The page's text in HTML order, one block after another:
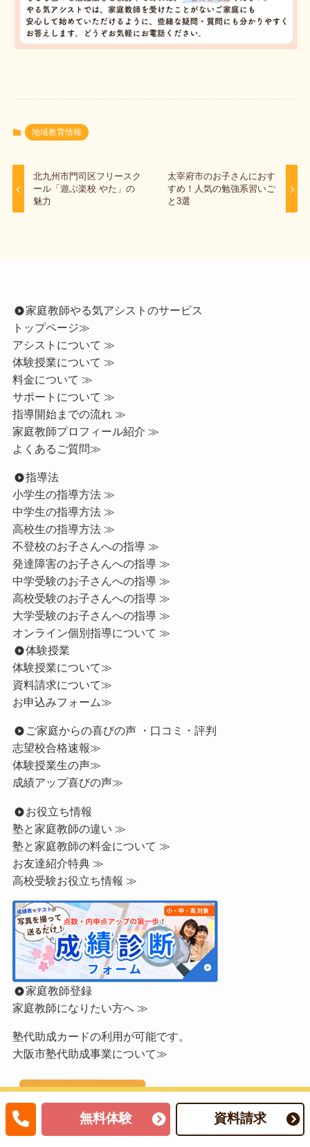
地域教育情報
北九州市門司区フリースク
ール「遊ぶ楽校 やた」の
魅力
太宰府市のお子さんにおす
すめ！人気の勉強系習いご
と3選
無料体験 資料請求
家庭教師やる気アシストのサービス
トップページ≫
アシストについて ≫
体験授業について ≫
料金について ≫
サポートについて ≫
指導開始までの流れ ≫
家庭教師プロフィール紹介 ≫
よくあるご質問≫
指導法
小学生の指導方法 ≫
中学生の指導方法 ≫
高校生の指導方法 ≫
不登校のお子さんへの指導 ≫
発達障害のお子さんへの指導 ≫
中学受験のお子さんへの指導 ≫
高校受験のお子さんへの指導 ≫
大学受験のお子さんへの指導 ≫
オンライン個別指導について ≫
体験授業
体験授業について≫
資料請求について≫
お申込みフォーム≫
ご家庭からの喜びの声 ・口コミ・評判
志望校合格速報≫
体験授業生の声≫
成績アップ喜びの声≫
お役立ち情報
塾と家庭教師の違い ≫
塾と家庭教師の料金について ≫
お友達紹介特典 ≫
高校受験お役立ち情報 ≫
家庭教師登録
家庭教師になりたい方へ ≫
塾代助成カードの利用が可能です。
大阪市塾代助成事業について≫